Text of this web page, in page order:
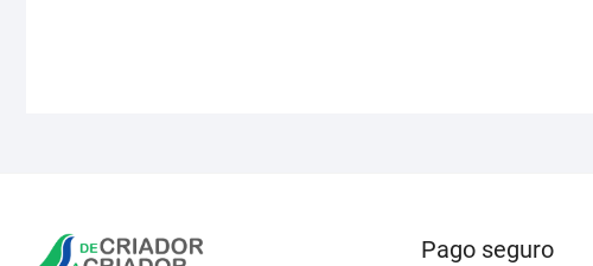
Pago seguro